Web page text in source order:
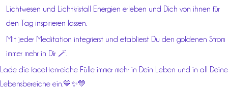
Lichtwesen und Lichtkristall Energien erleben und Dich von ihnen für
den Tag inspirieren lassen.
Mit jeder Meditation integrierst und etablierst Du den goldenen Strom
immer mehr in Dir 🪄.
Lade die facettenreiche Fülle immer mehr in Dein Leben und in all Deine
Lebensbereiche ein.💛✨💛